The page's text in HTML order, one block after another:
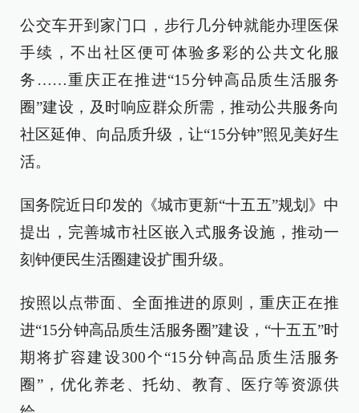
公交车开到家门口，步行几分钟就能办理医保
手续，不出社区便可体验多彩的公共文化服
务……重庆正在推进“15分钟高品质生活服务
圈”建设，及时响应群众所需，推动公共服务向
社区延伸、向品质升级，让“15分钟”照见美好生
活。
国务院近日印发的《城市更新“十五五”规划》中
提出，完善城市社区嵌入式服务设施，推动一
刻钟便民生活圈建设扩围升级。
按照以点带面、全面推进的原则，重庆正在推
进“15分钟高品质生活服务圈”建设，“十五五”时
期将扩容建设300个“15分钟高品质生活服务
圈”，优化养老、托幼、教育、医疗等资源供